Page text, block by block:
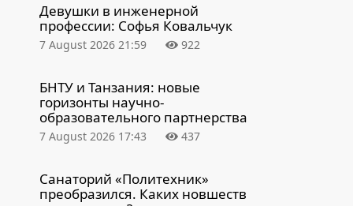
Девушки в инженерной
профессии: Софья Ковальчук
7 August 2026 21:59 922
БНТУ и Танзания: новые
горизонты научно-
образовательного партнерства
7 August 2026 17:43 437
Санаторий «Политехник»
преобразился. Каких новшеств